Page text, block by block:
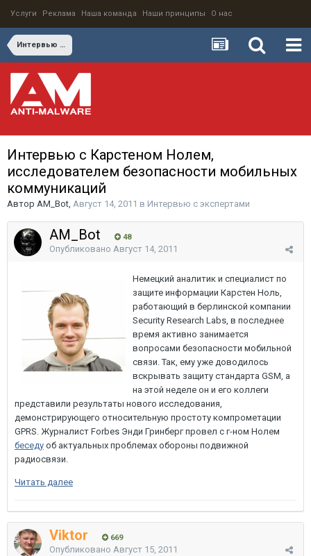
Услуги Реклама Наша команда Наши принципы О нас
Интервью с экспертами
Интервью с Карстеном Нолем,
исследователем безопасности мобильных
коммуникаций
Автор AM_Bot, Август 14, 2011 в Интервью с экспертами
AM_Bot 48
Опубликовано Август 14, 2011
Немецкий аналитик и специалист по
защите информации Карстен Ноль,
работающий в берлинской компании
Security Research Labs, в последнее
время активно занимается
вопросами безопасности мобильной
связи. Так, ему уже доводилось
вскрывать защиту стандарта GSM, а
на этой неделе он и его коллеги
представили результаты нового исследования,
демонстрирующего относительную простоту компрометации
GPRS. Журналист Forbes Энди Гринберг провел с г-ном Нолем
беседу об актуальных проблемах обороны подвижной
радиосвязи.
Читать далее
Viktor 669
Опубликовано Август 15, 2011